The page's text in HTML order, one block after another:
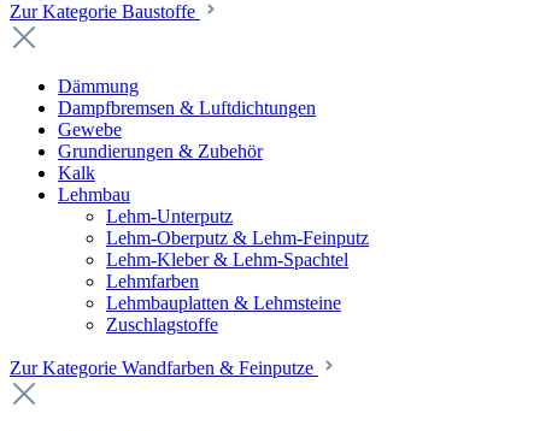
Zur Kategorie Baustoffe
Dämmung
Dampfbremsen & Luftdichtungen
Gewebe
Grundierungen & Zubehör
Kalk
Lehmbau
Lehm-Unterputz
Lehm-Oberputz & Lehm-Feinputz
Lehm-Kleber & Lehm-Spachtel
Lehmfarben
Lehmbauplatten & Lehmsteine
Zuschlagstoffe
Zur Kategorie Wandfarben & Feinputze